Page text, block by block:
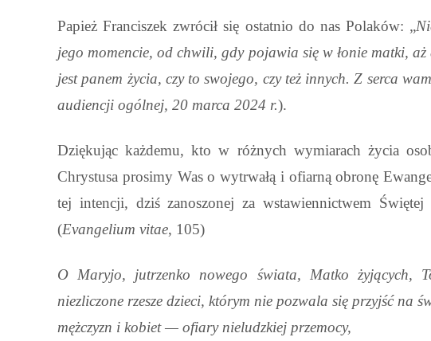
Papież Franciszek zwrócił się ostatnio do nas Polaków: „
jego momencie, od chwili, gdy pojawia się w łonie matki,
jest panem życia, czy to swojego, czy też innych. Z serca
audiencji ogólnej, 20 marca 2024 r.).
Dziękując każdemu, kto w różnych wymiarach życia
Chrystusa prosimy Was o wytrwałą i ofiarną obronę
tej intencji, dziś zanoszonej za wstawiennictwem
(Evangelium vitae, 105)
O Maryjo, jutrzenko nowego świata, Matko żyjących,
niezliczone rzesze dzieci, którym nie pozwala się przyjść na
mężczyzn i kobiet — ofiary nieludzkiej przemocy,